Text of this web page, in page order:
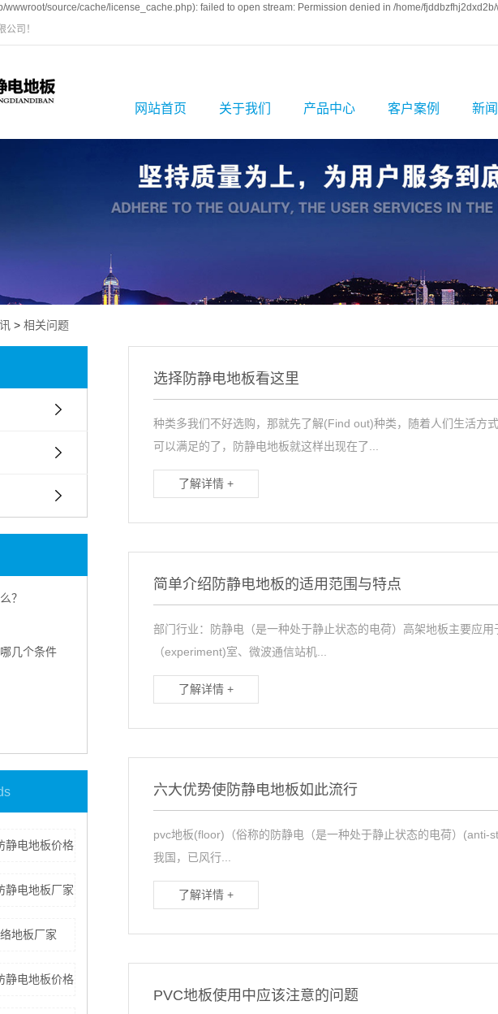
source/cache/license_cache.php): failed to open stream: Permission denied in /home/
司！
网站首页 关于我们
企业文化
资质荣誉
产品中心
陶瓷防静电地板
全钢防静电地板
硫酸钙防静电地
网络地板
机房彩钢板
客户案例
公司厂房
新
行
相
> 相关问题
？
几个条件
静电地板价格
静电地板厂家
地板厂家
静电地板价格
选择防静电地板看这里
种类多我们不好选购，那就先了解(Find out)种类，随着人们生活方
可以满足的了，防静电地板就这样出现在了...
了解详情 +
简单介绍防静电地板的适用范围与特点
部门行业：防静电（是一种处于静止状态的电荷）高架地板主要应
（experiment)室、微波通信站机...
了解详情 +
六大优势使防静电地板如此流行
pvc地板(floor)（俗称的防静电（是一种处于静止状态的电荷）
我国，已风行...
了解详情 +
PVC地板使用中应该注意的问题